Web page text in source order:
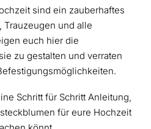
sind ein zauberhaftes
Trauzeugen und alle
euch hier die
zu gestalten und verraten
Schritt für Schritt Anleitung,
für eure Hochzeit